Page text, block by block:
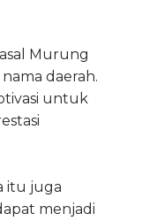
Murung
daerah.
untuk
itu juga
menjadi